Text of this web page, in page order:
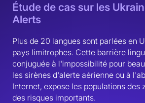
Étude de cas sur les
Alerts
Plus de 20 langues sont parlées en
pays limitrophes. Cette barrière
conjuguée à l'impossibilité pour
les sirènes d'alerte aérienne ou à
Internet, expose les populations des
des risques importants.